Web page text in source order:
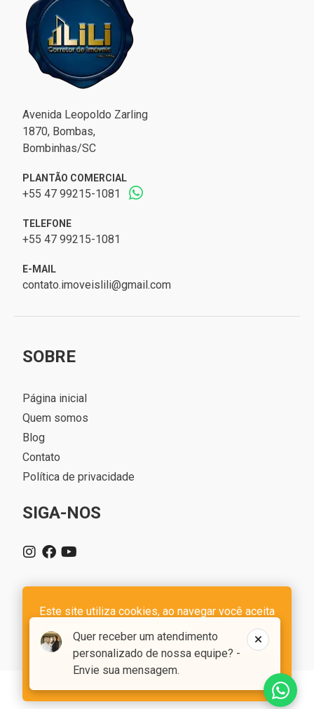
Avenida Leopoldo Zarling
1870, Bombas,
Bombinhas/SC
PLANTÃO COMERCIAL
+55 47 99215-1081
TELEFONE
+55 47 99215-1081
E-MAIL
contato.imoveislili@gmail.com
SOBRE
Página inicial
Quem somos
Blog
Contato
Política de privacidade
SIGA-NOS
IMOBILIARIA LILI - CRECI 10331-J - CNPJ 53.403.643/0001-42
Desenvolvido com oCIM IMOB
Quer receber um atendimento
personalizado de nossa equipe? -
Envie sua mensagem.
Este site utiliza cookies, ao navegar você aceita
a nossa
OK